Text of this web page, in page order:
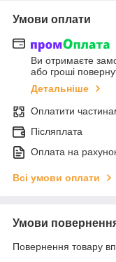
Умови оплати
Ви отримаєте
або гроші
Детальніше
Оплатити
Післяплата
Оплата на
Всі умови оплати
Умови
Повернення товару